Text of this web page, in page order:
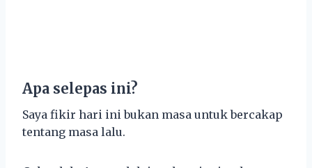
Apa selepas ini?
Saya fikir hari ini bukan masa untuk bercakap
tentang masa lalu.